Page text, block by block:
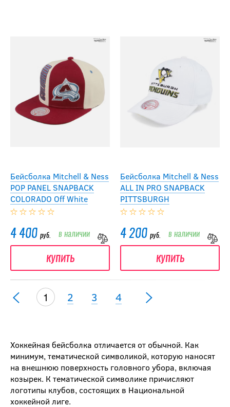
Бейсболка Mitchell & Ness
POP PANEL SNAPBACK
COLORADO Off White
4 400 руб. в наличии
купить
Бейсболка Mitchell & Ness
ALL IN PRO SNAPBACK
PITTSBURGH
4 200 руб. в наличии
купить
1 2 3 4
Хоккейная бейсболка отличается от обычной. Как
минимум, тематической символикой, которую наносят
на внешнюю поверхность головного убора, включая
козырек. К тематической символике причисляют
логотипы клубов, состоящих в Национальной
хоккейной лиге.